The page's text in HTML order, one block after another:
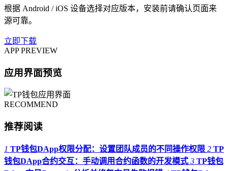
根据 Android / iOS 设备选择对应版本，安装前请确认页面来
源可靠。
立即下载
APP PREVIEW
应用界面预览
RECOMMEND
推荐阅读
1 TP钱包DApp权限分配：设置团队成员的不同操作权限 2 TP
钱包DApp合约交互：手动调用合约函数的开发模式 3 TP钱包